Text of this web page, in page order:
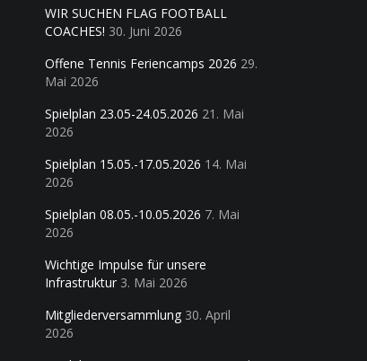
WIR SUCHEN FLAG FOOTBALL
COACHES! 30. Juni 2026
Offene Tennis Feriencamps 2026 29.
Mai 2026
Spielplan 23.05-24.05.2026 21. Mai
2026
Spielplan 15.05.-17.05.2026 14. Mai
2026
Spielplan 08.05.-10.05.2026 7. Mai
2026
Wichtige Impulse für unsere
Infrastruktur 3. Mai 2026
Mitgliederversammlung 30. April
2026